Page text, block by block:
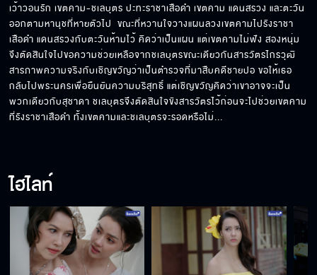
โดนลอบฆ่ากลางป่าภูพญาลอ
เธอทอดไข่เจียวอร่อยมาก
ฉันกับเขาเป็นแค่คนแปลกหน้าต่อกันเท่านั้น
เว้าวอนรัก เขตคาม-ชเลบุตร ปะทะราชาเสือดำ เขตคาม แดนสรวง และตะวัน
ออกตามหานุชที่หายตัวไป  ขณะที่หวานใจวางแผนลวงเขตคามไปรังราชา
เสือดำ แดนสรวงกับตะวันห้ามไว้ คิดว่าเป็นแผน แต่เขตคามไม่ฟัง สองหนุ่ม
จึงตัดสินใจไปขอความช่วยเหลือจากชเลบุตรขณะเดียวกันสารวัตรไกรวุฒิ
สารภาพความจริงกับเชิญขวัญว่าเป็นตำรวจที่มาสืบคดีชายปอ ขอให้เธอ
กลับไปพระนครเพื่อยืนยันความบริสุทธิ์ แต่เชิญขวัญคิดว่าเขาอาจจะเป็น
พวกเดียวกับสุชาดา ชเลบุตรจึงตัดสินใจขังสารวัตรไว้ก่อนจะไปช่วยเขตคาม
ที่รังราชาเสือดำ ทั้งเขตคามและชเลบุตรจะรอดหรือไม่...
ไฮไลท์